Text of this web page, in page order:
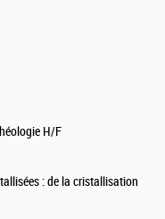
H/F
: de la cristallisation